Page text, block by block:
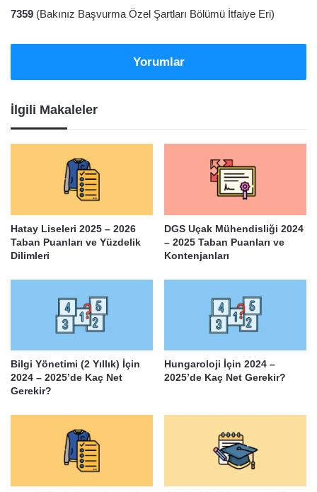
7359 (Bakınız Başvurma Özel Şartları Bölümü İtfaiye Eri)
Yorumlar
İlgili Makaleler
Hatay Liseleri 2025 – 2026
Taban Puanları ve Yüzdelik
Dilimleri
DGS Uçak Mühendisliği 2024
– 2025 Taban Puanları ve
Kontenjanları
Bilgi Yönetimi (2 Yıllık) İçin
2024 – 2025’de Kaç Net
Gerekir?
Hungaroloji İçin 2024 –
2025’de Kaç Net Gerekir?